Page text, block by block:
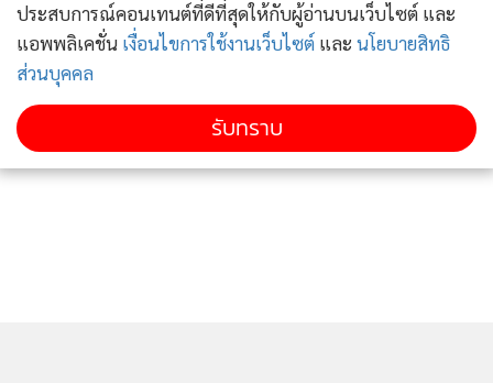
ประสบการณ์คอนเทนต์ที่ดีที่สุดให้กับผู้อ่านบนเว็บไซต์ และ
แอพพลิเคชั่น เงื่อนไขการใช้งานเว็บไซต์ และ นโยบายสิทธิ
ส่วนบุคคล
รับทราบ